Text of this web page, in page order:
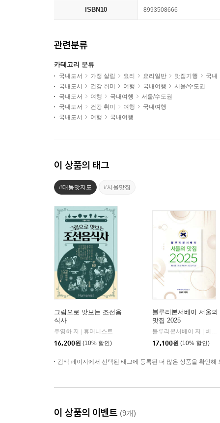
ISBN10 8993508666
관련분류
카테고리 분류
국내도서 가정 살림 요리 요리일반 맛집기행
국내
국내도서
건강 취미 여행 국내여행
서울/수도권
국내도서
여행 국내여행
서울/수도권
국내도서
건강 취미 여행
국내여행
국내도서
여행 국내여행
이 상품의 태그
#대동맛지도 #서울맛집
그림으로 맛보는 조선음
식사
주영하 저
휴머니스트
16,200원 (10% 할인)
블루리본서베이 서울의
맛집 2025
블루리본서베이 저
비알미디어
17,100원 (10% 할인)
검색 페이지에서 선택된 태그에 등록된 더 많은 상품을 확인해
이 상품의 이벤트 (9개)